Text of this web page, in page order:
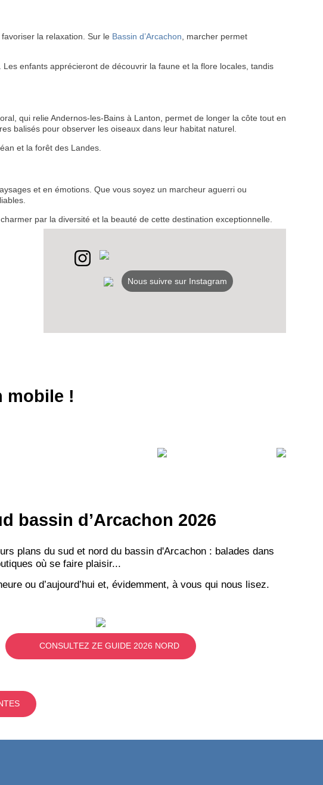
LES
PLANS
la relaxation. Sur le Bassin d’Arcachon , marcher permet
enfants apprécieront de découvrir la faune et la flore locales, tandis
qui relie Andernos-les-Bains à Lanton, permet de longer la côte tout en
balisés pour observer les oiseaux dans leur habitat naturel.
et la forêt des Landes.
et en émotions. Que vous soyez un marcheur aguerri ou
par la diversité et la beauté de cette destination exceptionnelle.
Nous suivre sur Instagram
mobile !
bassin d’Arcachon 2026
plans du sud et nord du bassin d'Arcachon : balades dans
où se faire plaisir...
ou d’aujourd’hui et, évidemment, à vous qui nous lisez.
CONSULTEZ ZE GUIDE 2026 NORD